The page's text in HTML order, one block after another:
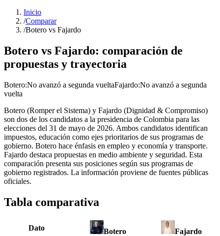
Inicio
/Comparar
/Botero vs Fajardo
Botero vs Fajardo: comparación de
propuestas y trayectoria
Botero:No avanzó a segunda vueltaFajardo:No avanzó a segunda
vuelta
Botero (Romper el Sistema) y Fajardo (Dignidad & Compromiso)
son dos de los candidatos a la presidencia de Colombia para las
elecciones del 31 de mayo de 2026. Ambos candidatos identifican
impuestos, educación como ejes prioritarios de sus programas de
gobierno. Botero hace énfasis en empleo y economía y transporte.
Fajardo destaca propuestas en medio ambiente y seguridad. Esta
comparación presenta sus posiciones según sus programas de
gobierno registrados. La información proviene de fuentes públicas
oficiales.
Tabla comparativa
Dato Botero
Fajardo